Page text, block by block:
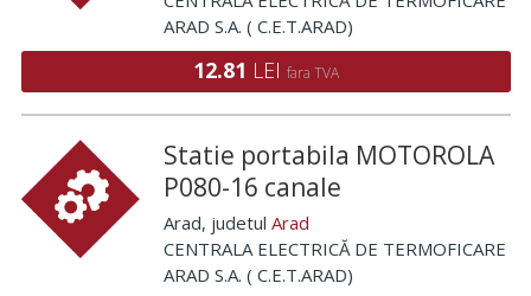
ARAD S.A. ( C.E.T.ARAD)
12.81 LEI fara TVA
Statie portabila MOTOROLA
P080-16 canale
Arad, judetul Arad
CENTRALA ELECTRICĂ DE TERMOFICARE
ARAD S.A. ( C.E.T.ARAD)